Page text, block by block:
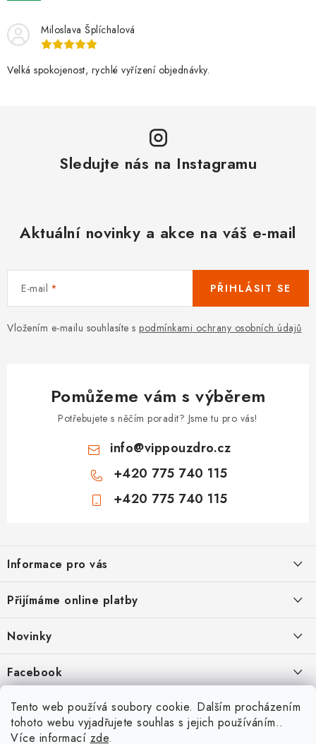
Tento web používá soubory cookie. Dalším procházením
tohoto webu vyjadřujete souhlas s jejich používáním..
Více informací zde.
Miloslava Šplíchalová
Velká spokojenost, rychlé vyřízení objednávky.
Sledujte nás na Instagramu
Aktuální novinky a akce na váš e-mail
E-mail
Vložením e-mailu souhlasíte s podmínkami ochrany osobních údajů
PŘIHLÁSIT SE
Pomůžeme vám s výběrem
Potřebujete s něčím poradit? Jsme tu pro vás!
info@vippouzdro.cz
+420 775 740 115
+420 775 740 115
p
a
Informace pro vás
Jak nakupovat
Ochrana osobních údajů
Hodnocení obchodu
Doprava a platba
Vrácení zboží a reklamace
Přijímáme online platby
Novinky
Kryty, pouzdra, obaly na mobil Apple iPhone.
11.9.2022
Nová skla pro vaši ochranu
22.8.2020
Facebook
Heureka Recenze obchodu